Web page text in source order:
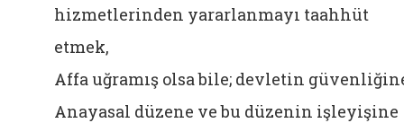
hizmetlerinden yararlanmayı taahhüt
etmek,
Affa uğramış olsa bile; devletin
Anayasal düzene ve bu düzenin işleyişine